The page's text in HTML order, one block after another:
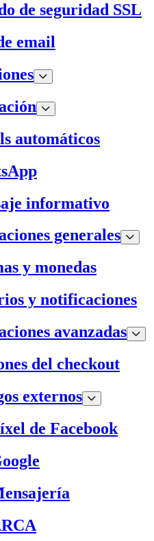
de seguridad SSL
email
automáticos
informativo
generales
y monedas
y notificaciones
avanzadas
del checkout
externos
de Facebook